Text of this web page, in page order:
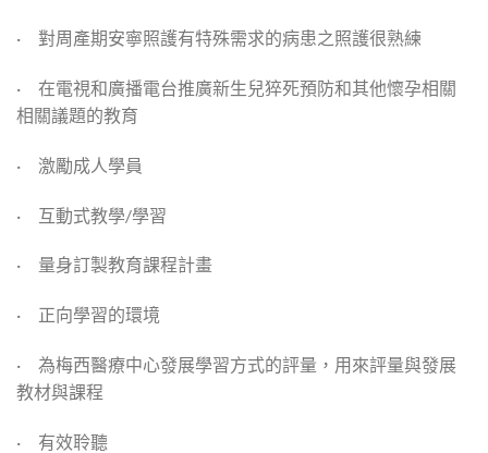
· 對周產期安寧照護有特殊需求的病患之照護很熟練
· 在電視和廣播電台推廣新生兒猝死預防和其他懷孕相關
相關議題的教育
· 激勵成人學員
· 互動式教學/學習
· 量身訂製教育課程計畫
· 正向學習的環境
· 為梅西醫療中心發展學習方式的評量，用來評量與發展
教材與課程
· 有效聆聽